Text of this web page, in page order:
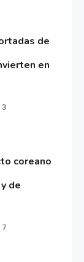
de
en
3
coreano
de
7